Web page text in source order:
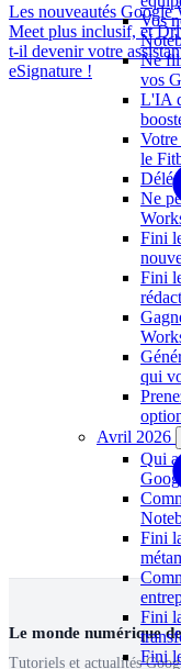
Vos
Ne
vos
L'IA
le
Ne
Fini
Fini
qui
Avril 2026
Qui a
Fini
Fini
Fini
Les nouveautés Google
Meet plus inclusif, et
t-il devenir votre
eSignature !
Le monde numérique
Tutoriels et actualités